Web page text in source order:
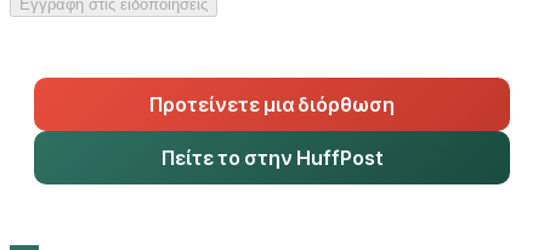
Εγγραφή στις ειδοποιήσεις
Προτείνετε μια διόρθωση
Πείτε το στην HuffPost